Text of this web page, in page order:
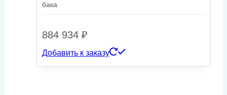
бака
884 934 ₽
Добавить к заказу